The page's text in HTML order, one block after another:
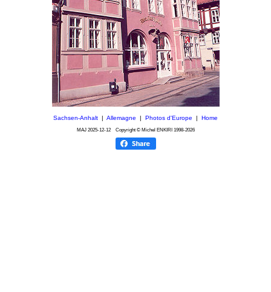
Sachsen-Anhalt Allemagne Photos d'Europe Home
MAJ 2025-12-12Copyright © Michel ENKIRI 1998-2026